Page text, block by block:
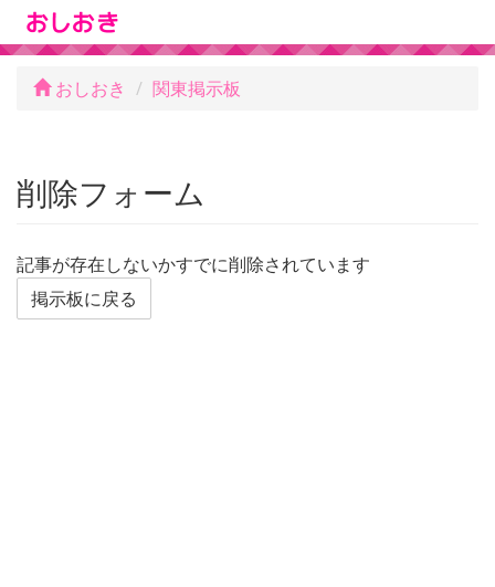
おしおき 関東掲示板
削除フォーム
記事が存在しないかすでに削除されています
掲示板に戻る